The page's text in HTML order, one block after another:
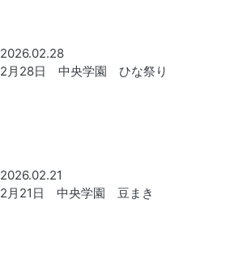
2026.02.28
2月28日 中央学園 ひな祭り
2026.02.21
2月21日 中央学園 豆まき